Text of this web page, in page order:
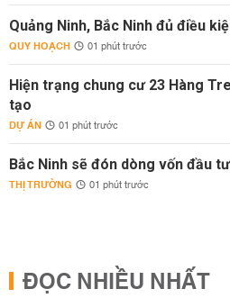
Quảng Ninh, Bắc Ninh đủ điều
QUY HOẠCH 01 phút trước
Hiện trạng chung cư 23 Hàng
tạo
DỰ ÁN 01 phút trước
Bắc Ninh sẽ đón dòng vốn đầu
THỊ TRƯỜNG 01 phút trước
ĐỌC NHIỀU NHẤT